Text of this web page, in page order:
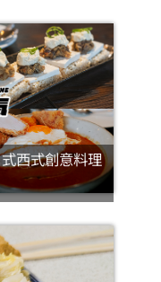
西式創意料理